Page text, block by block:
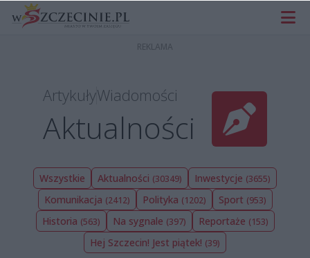
ArtykułyWiadomości
Aktualności
Wszystkie Aktualności (30349) Inwestycje (3655)
Komunikacja (2412) Polityka (1202) Sport (953)
Historia (563) Na sygnale (397) Reportaże (153)
Hej Szczecin! Jest piątek! (39)